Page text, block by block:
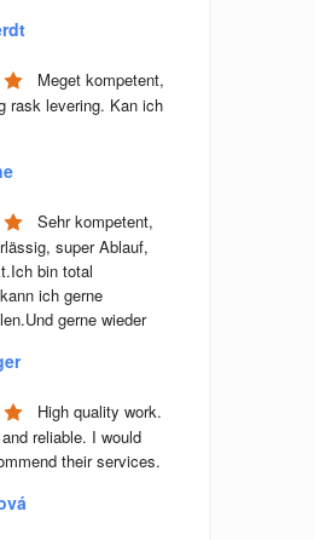
Meget kompetent,
rask levering. Kan ich
Sehr kompetent,
super Ablauf,
bin total
ich gerne
gerne wieder
High quality work.
reliable. I would
their services.